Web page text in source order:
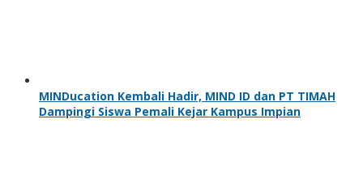
MINDucation Kembali Hadir, MIND ID dan PT TIMAH
Dampingi Siswa Pemali Kejar Kampus Impian